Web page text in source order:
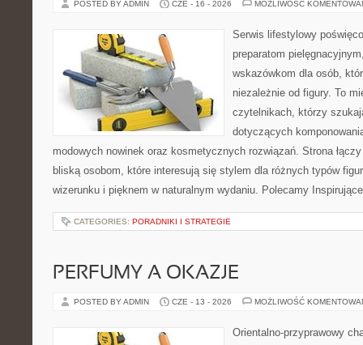
POSTED BY ADMIN CZE - 16 - 2026 MOŻLIWOŚĆ
Serwis lifestylowy
preparatom
wskazówkom dla osób,
niezależnie od figury. To
czytelnikach, którzy
dotyczących
modowych nowinek oraz kosmetycznych rozwiązań. Strona
bliską osobom, które interesują się stylem dla różnych typów
wizerunku i pięknem w naturalnym wydaniu. Polecamy
CATEGORIES: PORADNIKI I STRATEGIE
PERFUMY A OKAZJE
POSTED BY ADMIN CZE - 13 - 2026 MOŻLIWOŚĆ
Orientalno-przyprawowy